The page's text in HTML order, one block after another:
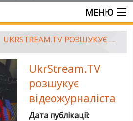
МЕНЮ
UKRSTREAM.TV РОЗШУКУЄ ВІДЕОЖУРНАЛІСТА
UkrStream.TV
розшукує
відеожурналіста
Дата публікації: